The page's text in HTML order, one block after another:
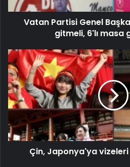
Vatan Partisi Genel
gitmeli, 6'lı masa
Çin, Japonya'ya